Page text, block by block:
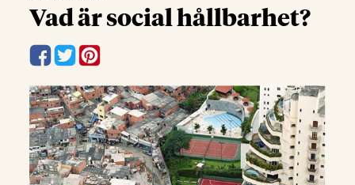
Vad är social hållbarhet?